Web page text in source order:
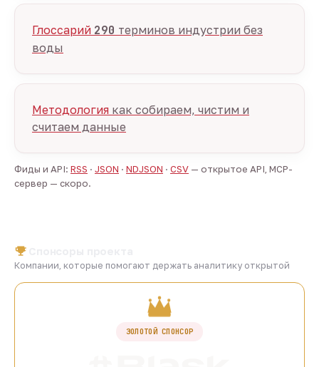
Глоссарий 290 терминов индустрии без
воды
Методология как собираем, чистим и
считаем данные
Фиды и API: RSS · JSON · NDJSON · CSV — открытое API, MCP-
сервер — скоро.
Компании, которые помогают держать аналитику открытой
ЗОЛОТОЙ СПОНСОР